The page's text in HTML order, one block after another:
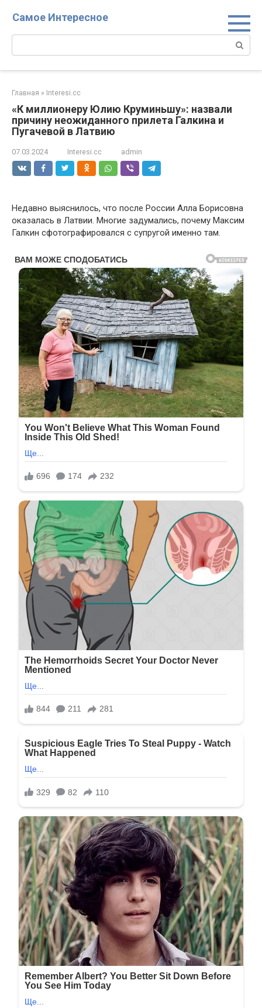
Самое Интересное
Поиск:
Главная » Interesi.cc
«К миллионеру Юлию Круминьшу»: назвали
причину неожиданного прилета Галкина и
Пугачевой в Латвию
07.03.2024 Interesi.cc admin
Недавно выяснилось, что после России Алла Борисовна
оказалась в Латвии. Многие задумались, почему Максим
Галкин сфотографировался с супругой именно там.